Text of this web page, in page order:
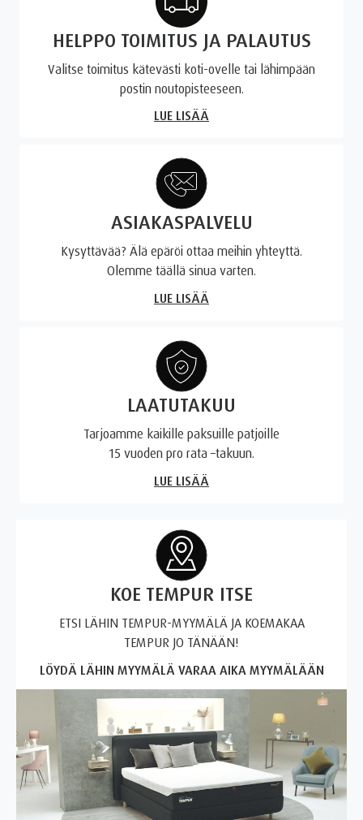
HELPPO TOIMITUS JA PALAUTUS
Valitse toimitus kätevästi koti-ovelle tai lähimpään
postin noutopisteeseen.
LUE LISÄÄ
ASIAKASPALVELU
Kysyttävää? Älä epäröi ottaa meihin yhteyttä.
Olemme täällä sinua varten.
LUE LISÄÄ
LAATUTAKUU
Tarjoamme kaikille paksuille patjoille
15 vuoden pro rata –takuun.
LUE LISÄÄ
KOE TEMPUR ITSE
ETSI LÄHIN TEMPUR-MYYMÄLÄ JA KOEMAKAA
TEMPUR JO TÄNÄÄN!
LÖYDÄ LÄHIN MYYMÄLÄ
VARAA AIKA MYYMÄLÄÄN